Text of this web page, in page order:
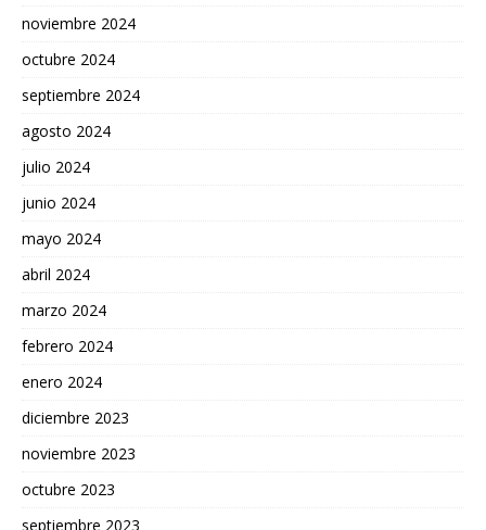
noviembre 2024
octubre 2024
septiembre 2024
agosto 2024
julio 2024
junio 2024
mayo 2024
abril 2024
marzo 2024
febrero 2024
enero 2024
diciembre 2023
noviembre 2023
octubre 2023
septiembre 2023